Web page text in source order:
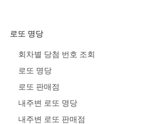
로또 명당
회차별 당첨 번호 조회
로또 명당
로또 판매점
내주변 로또 명당
내주변 로또 판매점